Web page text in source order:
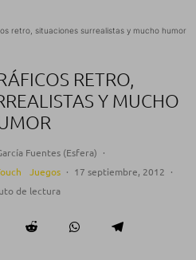
retro, situaciones surrealistas y mucho humor
RETRO,
Y MUCHO
Fuentes (Esfera) ·
Juegos · 17 septiembre, 2012 ·
de lectura